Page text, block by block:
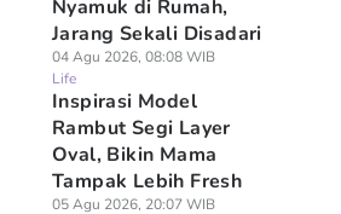
Nyamuk di Rumah,
Jarang Sekali Disadari
04 Agu 2026, 08:08 WIB
Life
Inspirasi Model
Rambut Segi Layer
Oval, Bikin Mama
Tampak Lebih Fresh
05 Agu 2026, 20:07 WIB